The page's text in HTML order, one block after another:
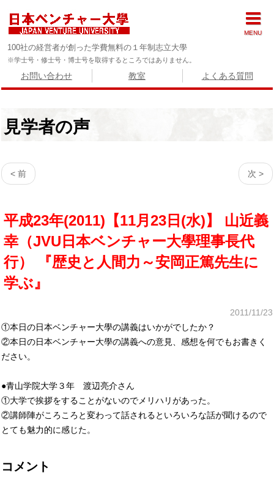
100社の経営者が創った学費無料の１年制志立大學
※学士号・修士号・博士号を取得するところではありません。
お問い合わせ 教室 よくある質問
見学者の声
< 前 次 >
平成23年(2011)【11月23日(水)】 山近義
幸（JVU日本ベンチャー大學理事長代
行） 『歴史と人間力～安岡正篤先生に
学ぶ』
2011/11/23
①本日の日本ベンチャー大學の講義はいかがでしたか？
②本日の日本ベンチャー大學の講義への意見、感想を何でもお書きく
ださい。
●青山学院大学３年 渡辺亮介さん
①大学で挨拶をすることがないのでメリハリがあった。
②講師陣がころころと変わって話されるといろいろな話が聞けるので
とても魅力的に感じた。
コメント
MENU